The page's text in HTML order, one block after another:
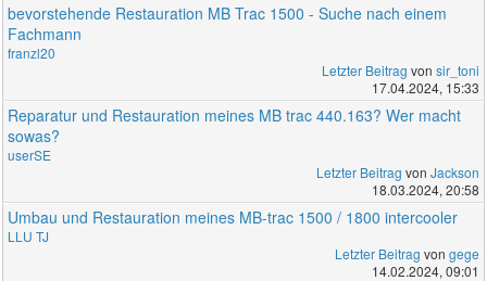
bevorstehende Restauration MB Trac 1500 - Suche nach einem
Fachmann
franzl20
Letzter Beitrag von sir_toni
17.04.2024, 15:33
Reparatur und Restauration meines MB trac 440.163? Wer macht
sowas?
userSE
Letzter Beitrag von Jackson
18.03.2024, 20:58
Umbau und Restauration meines MB-trac 1500 / 1800 intercooler
LLU TJ
Letzter Beitrag von gege
14.02.2024, 09:01